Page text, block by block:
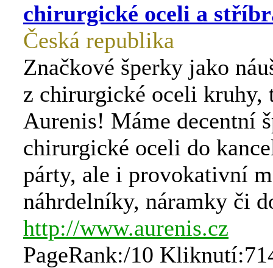
chirurgické oceli a
Česká republika
Značkové šperky jako
z chirurgické oceli kruhy,
Aurenis! Máme decentní
chirurgické oceli do
párty, ale i provokativní
náhrdelníky, náramky či
http://www.aurenis.cz
PageRank:/10